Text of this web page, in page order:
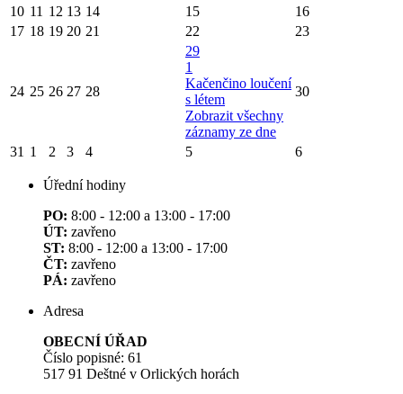
10 11 12 13 14 15
16
17 18 19 20 21 22 23
24 25 26 27 28
29
1
Kačenčino loučení
s létem
Zobrazit všechny
záznamy ze dne
30
31 1 2 3 4 5 6
Úřední hodiny
PO: 8:00 - 12:00 a 13:00 - 17:00
ÚT: zavřeno
ST: 8:00 - 12:00 a 13:00 - 17:00
ČT: zavřeno
PÁ: zavřeno
Adresa
OBECNÍ ÚŘAD
Číslo popisné: 61
517 91 Deštné v Orlických horách